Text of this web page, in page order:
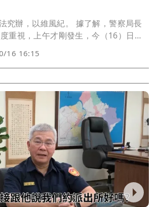
...、不庇縱，依法究辦，以維風紀。 據了解，警察局長
重視，上午才剛發生，今（16）日
16 16:15